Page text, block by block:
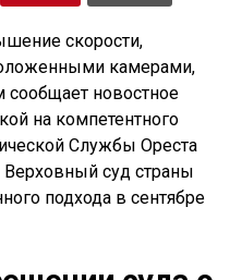
скорости,
камерами,
сообщает новостное
на компетентного
Службы Ореста
Верховный суд страны
подхода в сентябре